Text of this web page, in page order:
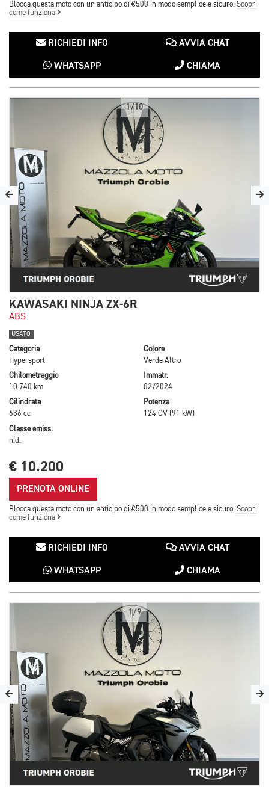
Blocca questa moto con un anticipo di €500 in modo semplice e sicuro. Scopri
come funziona
RICHIEDI INFO AVVIA CHAT
WHATSAPP CHIAMA
1/10
KAWASAKI NINJA ZX-6R
ABS
USATO
Categoria
Hypersport
Colore
Verde Altro
Chilometraggio
10.740 km
Immatr.
02/2024
Cilindrata
636 cc
Potenza
124 CV (91 kW)
Classe emiss.
n.d.
€ 10.200
PRENOTA ONLINE
Blocca questa moto con un anticipo di €500 in modo semplice e sicuro. Scopri
come funziona
RICHIEDI INFO AVVIA CHAT
WHATSAPP CHIAMA
1/9